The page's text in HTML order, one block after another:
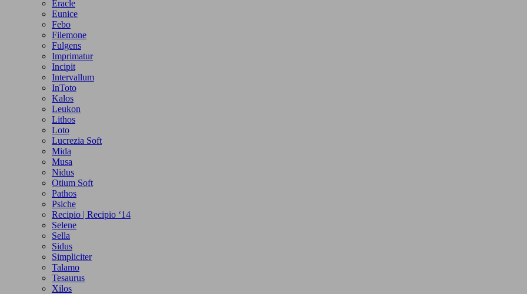
Eracle
Eunice
Febo
Filemone
Fulgens
Imprimatur
Incipit
Intervallum
InToto
Kalos
Leukon
Lithos
Loto
Lucrezia Soft
Mida
Musa
Nidus
Otium Soft
Pathos
Psiche
Recipio | Recipio ‘14
Selene
Sella
Sidus
Simpliciter
Talamo
Tesaurus
Xilos